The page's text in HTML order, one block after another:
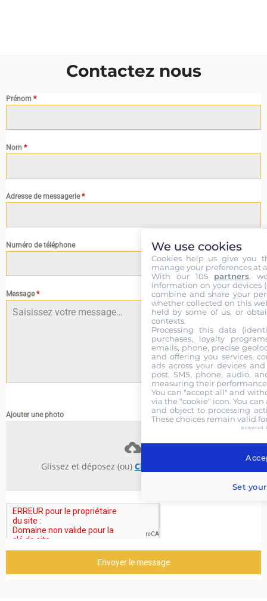
Contactez nous
Prénom *
Nom *
Adresse de messagerie*
Numéro de téléphone
Message*
0 / 180
Ajouter une photo
Glissez et déposez (ou) Choisissez des fichiers
Envoyer le message
We use cookies
Cookies help us give you
manage your preferences at
With our 105 partners,
information on your devices
combine and share your
whether collected on this
held by some of us, or
contexts.
Processing this data
purchases, loyalty
emails, phone, precise
and offering you services,
ads across your devices
post, SMS, phone, audio,
measuring their
You can "accept all" and
via the "cookie" icon. You
and object to processing
These choices remain valid
powered
Set